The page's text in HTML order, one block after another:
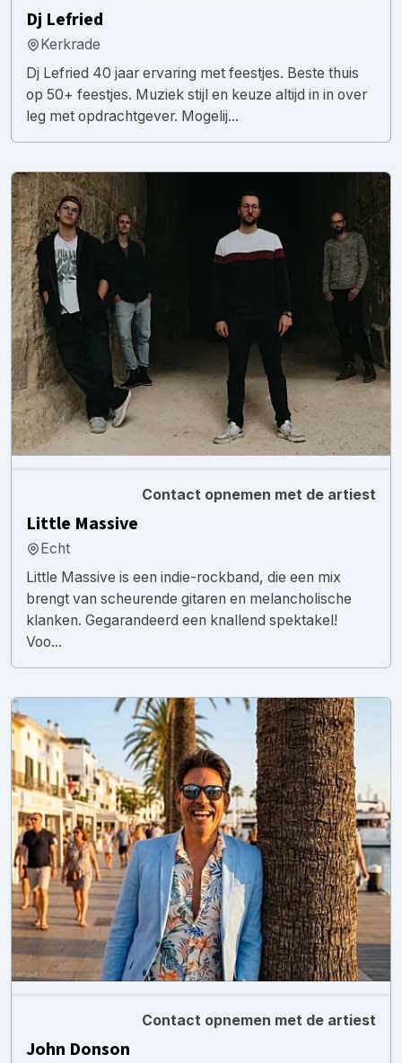
Dj Lefried
Kerkrade
Dj Lefried 40 jaar ervaring met feestjes. Beste thuis
op 50+ feestjes. Muziek stijl en keuze altijd in in over
leg met opdrachtgever. Mogelij...
Contact opnemen met de artiest
Little Massive
Echt
Little Massive is een indie-rockband, die een mix
brengt van scheurende gitaren en melancholische
klanken. Gegarandeerd een knallend spektakel!
Voo...
Contact opnemen met de artiest
John Donson